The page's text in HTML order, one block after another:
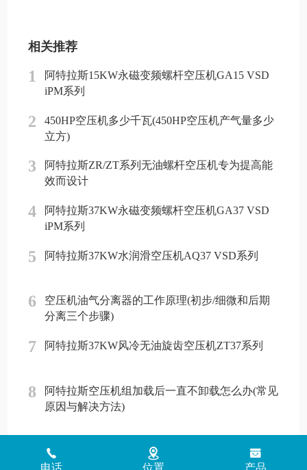
相关推荐
1
阿特拉斯15KW永磁变频螺杆空压机GA15 VSD
iPM系列
2
450HP空压机多少千瓦(450HP空压机产气量多少
立方)
3
阿特拉斯ZR/ZT系列无油螺杆空压机专为提高能
效而设计
4
阿特拉斯37KW永磁变频螺杆空压机GA37 VSD
iPM系列
5 阿特拉斯37KW水润滑空压机AQ37 VSD系列
6
空压机油气分离器的工作原理(初步/细微和后期
分离三个步骤)
7 阿特拉斯37KW风冷无油旋齿空压机ZT37系列
8
阿特拉斯空压机组加载后一直不卸载怎么办(常见
原因与解决方法)
电话 位置 产品
Copyright © 2018 - 2026 www.jinlingyasuoji.com
气胜智能装备（深圳）
有限公司版权所有
粤ICP备2021072975号 粤公网安备